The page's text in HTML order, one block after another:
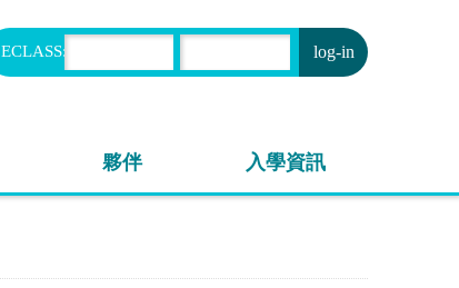
ECLASS:
夥伴 入學資訊